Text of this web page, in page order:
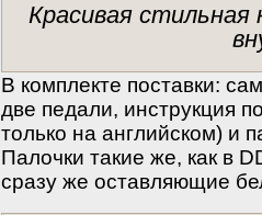
Красивая
В комплекте поставки:
две педали, инструкция
только на английском) и
Палочки такие же, как в
сразу же оставляющие